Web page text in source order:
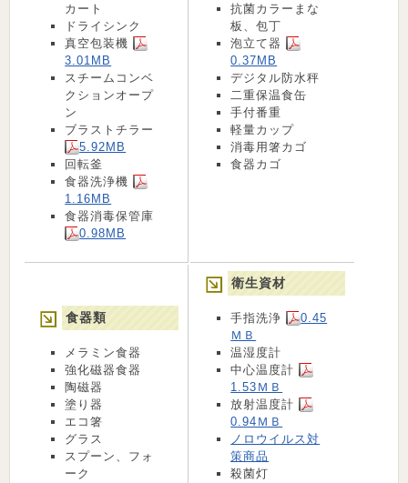
カート
ドライシンク
真空包装機
3.01MB
スチームコンベ
クションオープ
ン
ブラストチラー
5.92MB
回転釜
食器洗浄機
1.16MB
食器消毒保管庫
0.98MB
抗菌カラーまな
板、包丁
泡立て器
0.37MB
デジタル防水秤
二重保温食缶
手付番重
軽量カップ
消毒用箸カゴ
食器カゴ
食器類
メラミン食器
強化磁器食器
陶磁器
塗り器
エコ箸
グラス
スプーン、フォ
ーク
衛生資材
手指洗浄
0.45
ＭＢ
温湿度計
中心温度計
1.53ＭＢ
放射温度計
0.94ＭＢ
ノロウイルス対
策商品
殺菌灯